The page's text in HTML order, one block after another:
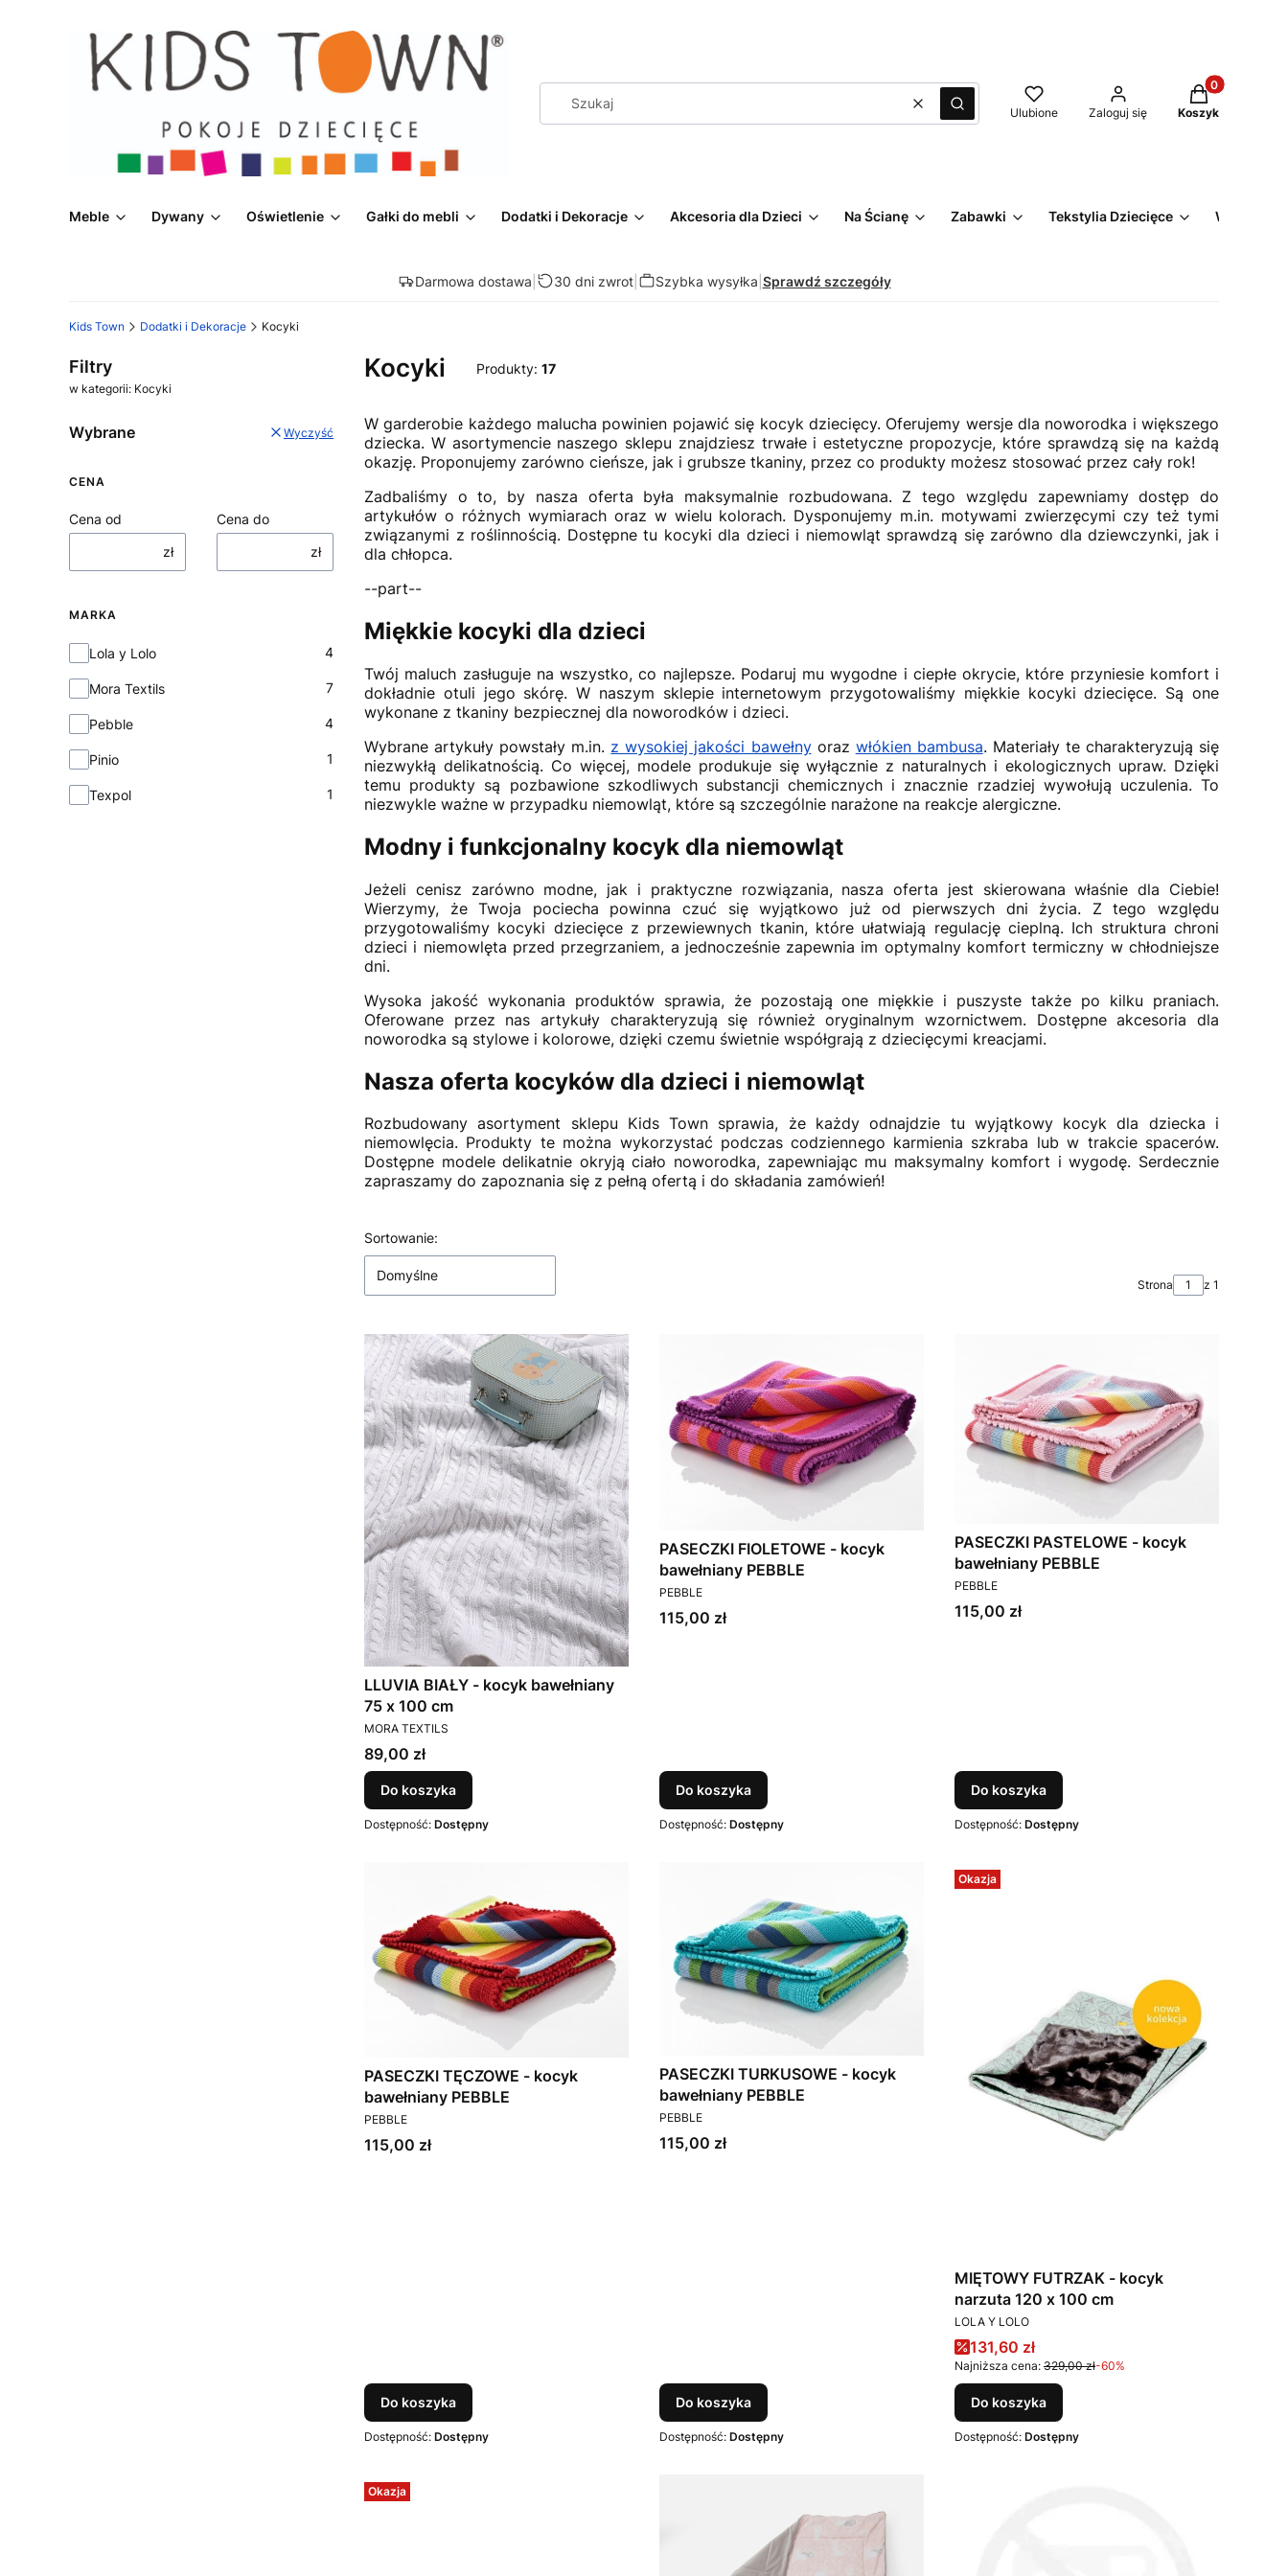
WyczyśćSzukaj Ulubione Zaloguj się
Produkty w
Koszyk
Meble Dywany Oświetlenie Gałki do mebli Dodatki i Dekoracje Akcesoria dla Dzieci Na Ścianę Zabawki Tekstylia Dziecięce
Darmowa dostawa 30 dni zwrot| Szybka wysyłka Sprawdź szczegóły
Kids Town Dodatki i Dekoracje Kocyki
Filtry
w kategorii: Kocyki
Wybrane Wyczyść
CENA
Cena od
zł
Cena do
zł
MARKA
Marka
Lola y Lolo 4
Mora Textils 7
Pebble 4
Pinio 1
Texpol 1
Kocyki Produkty: 17
W garderobie każdego malucha powinien pojawić się kocyk dziecięcy. Oferujemy wersje dla noworodka i większego
dziecka. W asortymencie naszego sklepu znajdziesz trwałe i estetyczne propozycje, które sprawdzą się na każdą
okazję. Proponujemy zarówno cieńsze, jak i grubsze tkaniny, przez co produkty możesz stosować przez cały rok!
Zadbaliśmy o to, by nasza oferta była maksymalnie rozbudowana. Z tego względu zapewniamy dostęp do
artykułów o różnych wymiarach oraz w wielu kolorach. Dysponujemy m.in. motywami zwierzęcymi czy też tymi
związanymi z roślinnością. Dostępne tu kocyki dla dzieci i niemowląt sprawdzą się zarówno dla dziewczynki, jak i
dla chłopca.
--part--
Miękkie kocyki dla dzieci
Twój maluch zasługuje na wszystko, co najlepsze. Podaruj mu wygodne i ciepłe okrycie, które przyniesie komfort i
dokładnie otuli jego skórę. W naszym sklepie internetowym przygotowaliśmy miękkie kocyki dziecięce. Są one
wykonane z tkaniny bezpiecznej dla noworodków i dzieci.
Wybrane artykuły powstały m.in. z wysokiej jakości bawełnyoraz włókien bambusa. Materiały te charakteryzują się
niezwykłą delikatnością. Co więcej, modele produkuje się wyłącznie z naturalnych i ekologicznych upraw. Dzięki
temu produkty są pozbawione szkodliwych substancji chemicznych i znacznie rzadziej wywołują uczulenia. To
niezwykle ważne w przypadku niemowląt, które są szczególnie narażone na reakcje alergiczne.
Modny i funkcjonalny kocyk dla niemowląt
Jeżeli cenisz zarówno modne, jak i praktyczne rozwiązania, nasza oferta jest skierowana właśnie dla Ciebie!
Wierzymy, że Twoja pociecha powinna czuć się wyjątkowo już od pierwszych dni życia. Z tego względu
przygotowaliśmy kocyki dziecięce z przewiewnych tkanin, które ułatwiają regulację cieplną. Ich struktura chroni
dzieci i niemowlęta przed przegrzaniem, a jednocześnie zapewnia im optymalny komfort termiczny w chłodniejsze
dni.
Wysoka jakość wykonania produktów sprawia, że pozostają one miękkie i puszyste także po kilku praniach.
Oferowane przez nas artykuły charakteryzują się również oryginalnym wzornictwem. Dostępne akcesoria dla
noworodka są stylowe i kolorowe, dzięki czemu świetnie współgrają z dziecięcymi kreacjami.
Nasza oferta kocyków dla dzieci i niemowląt
Rozbudowany asortyment sklepu Kids Town sprawia, że każdy odnajdzie tu wyjątkowy kocyk dla dziecka i
niemowlęcia. Produkty te można wykorzystać podczas codziennego karmienia szkraba lub w trakcie spacerów.
Dostępne modele delikatnie okryją ciało noworodka, zapewniając mu maksymalny komfort i wygodę. Serdecznie
zapraszamy do zapoznania się z pełną ofertą i do składania zamówień!
Lista produktów
Sortowanie:
Domyślne
Strona z 1
LLUVIA BIAŁY - kocyk bawełniany
75 x 100 cm
PRODUCENT
MORA TEXTILS
Cena
89,00 zł
Do koszyka
Dostępność: Dostępny
PASECZKI FIOLETOWE - kocyk
bawełniany PEBBLE
PRODUCENT
PEBBLE
Cena
115,00 zł
Do koszyka
Dostępność: Dostępny
PASECZKI PASTELOWE - kocyk
bawełniany PEBBLE
PRODUCENT
PEBBLE
Cena
115,00 zł
Do koszyka
Dostępność: Dostępny
PASECZKI TĘCZOWE - kocyk
bawełniany PEBBLE
PRODUCENT
PEBBLE
Cena
115,00 zł
Do koszyka
Dostępność: Dostępny
PASECZKI TURKUSOWE - kocyk
bawełniany PEBBLE
PRODUCENT
PEBBLE
Cena
115,00 zł
Do koszyka
Dostępność: Dostępny
Okazja
MIĘTOWY FUTRZAK - kocyk
narzuta 120 x 100 cm
PRODUCENT
LOLA Y LOLO
Cena promocyjna
131,60 zł
Najniższa cena: 329,00 zł-60%
Do koszyka
Dostępność: Dostępny
Okazja